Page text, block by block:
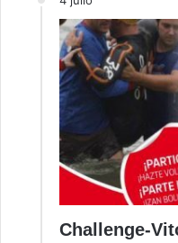
Challenge-